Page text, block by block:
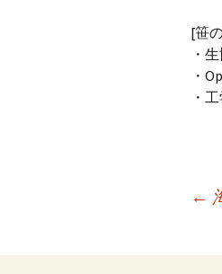
[笹
・
・
・
←